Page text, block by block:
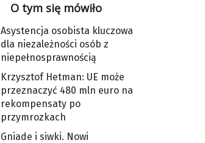
O tym się mówiło
Asystencja osobista kluczowa
dla niezależności osób z
niepełnosprawnością
Krzysztof Hetman: UE może
przeznaczyć 480 mln euro na
rekompensaty po
przymrozkach
Gniade i siwki. Nowi